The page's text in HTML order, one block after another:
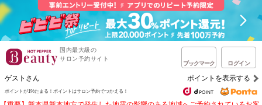
国内最大級の
サロン予約サイト
ブックマーク ログイン
ゲストさん ポイントを表示する
ポイントが1%たまる！ ポイントはサロン予約でつかえる！